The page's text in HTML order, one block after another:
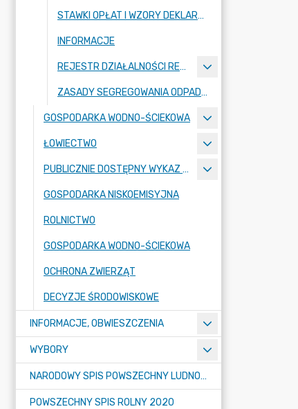
STAWKI OPŁAT I WZORY DEKLARACJI
INFORMACJE
REJESTR DZIAŁALNOŚCI REGULOWANEJ
ZASADY SEGREGOWANIA ODPADÓW NA TERENIE GMINY LUBAŃ
GOSPODARKA WODNO-ŚCIEKOWA
ŁOWIECTWO
PUBLICZNIE DOSTĘPNY WYKAZ DANYCH
GOSPODARKA NISKOEMISYJNA
ROLNICTWO
GOSPODARKA WODNO-ŚCIEKOWA
OCHRONA ZWIERZĄT
DECYZJE ŚRODOWISKOWE
INFORMACJE, OBWIESZCZENIA
WYBORY
NARODOWY SPIS POWSZECHNY LUDNOŚCI I MIESZKAŃ W 2021
POWSZECHNY SPIS ROLNY 2020